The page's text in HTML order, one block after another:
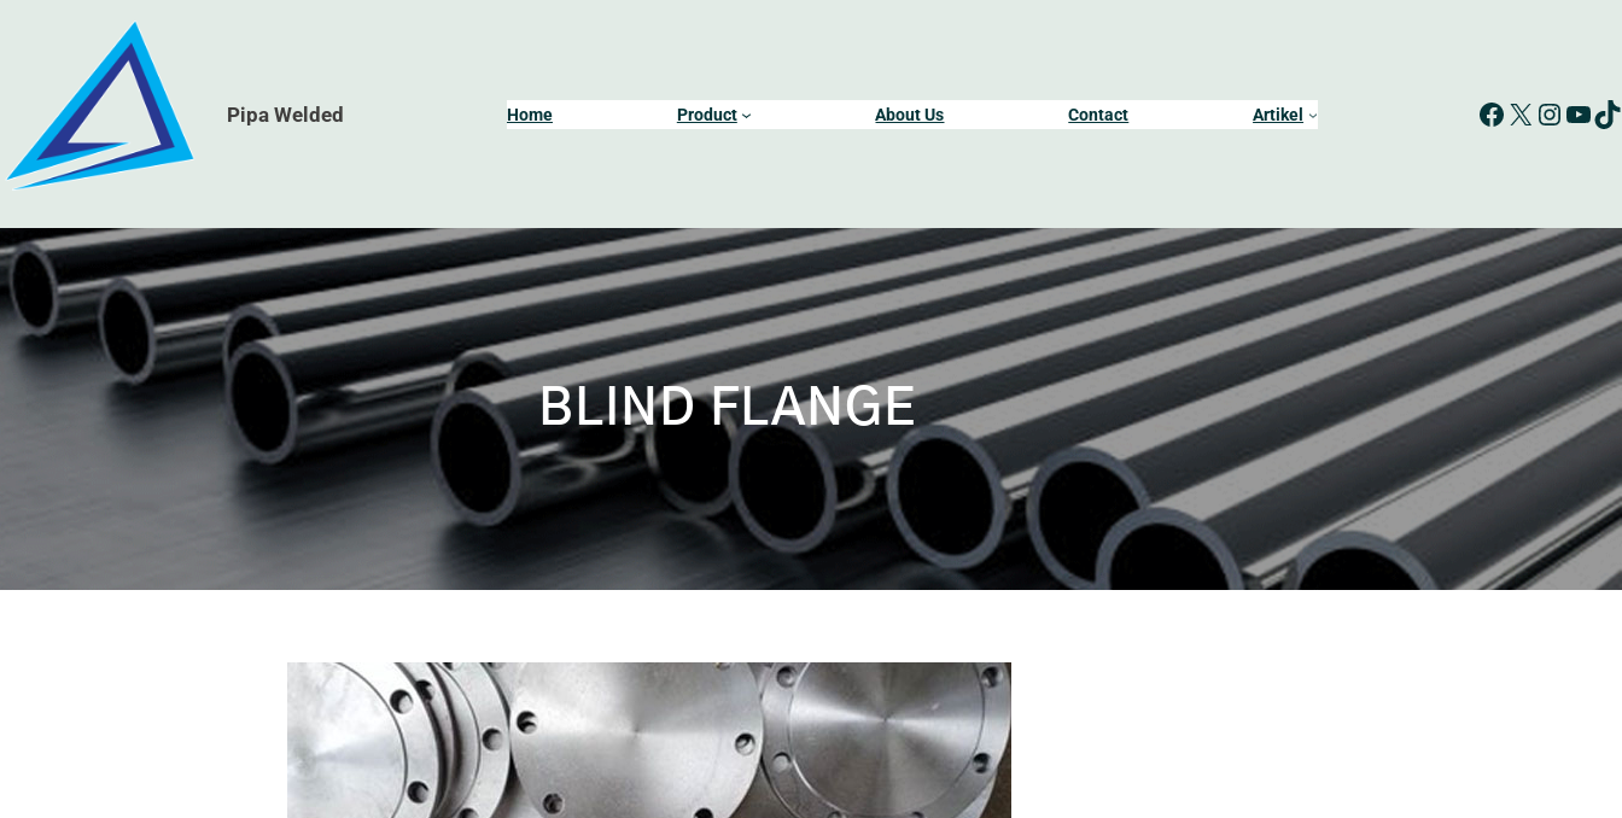
Pipa Welded
Home Product About Us Contact Artikel Facebook X Instagram YouTube TikTok
BLIND FLANGE